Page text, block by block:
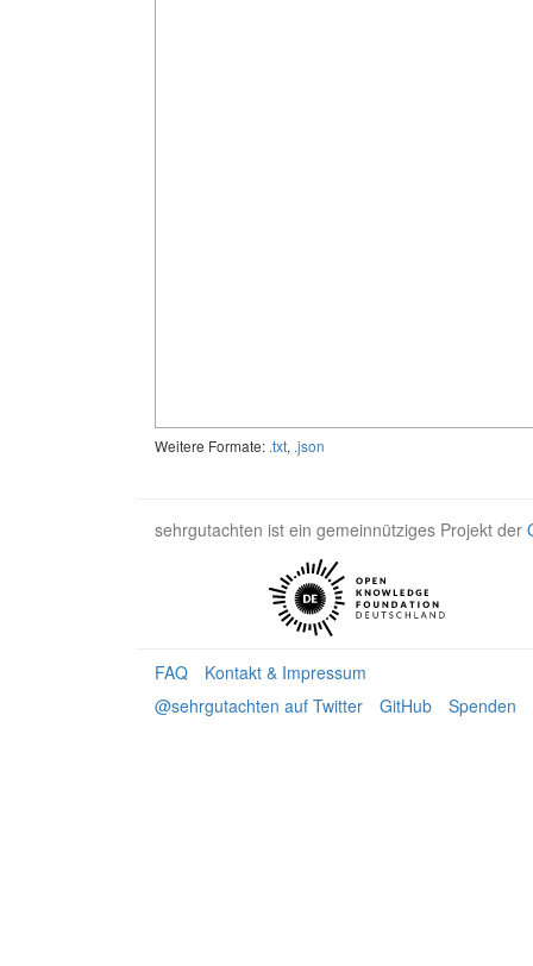
Weitere Formate: .txt, .json
sehrgutachten ist ein gemeinnütziges Projekt der
FAQ
Kontakt & Impressum
@sehrgutachten auf Twitter
GitHub Spenden